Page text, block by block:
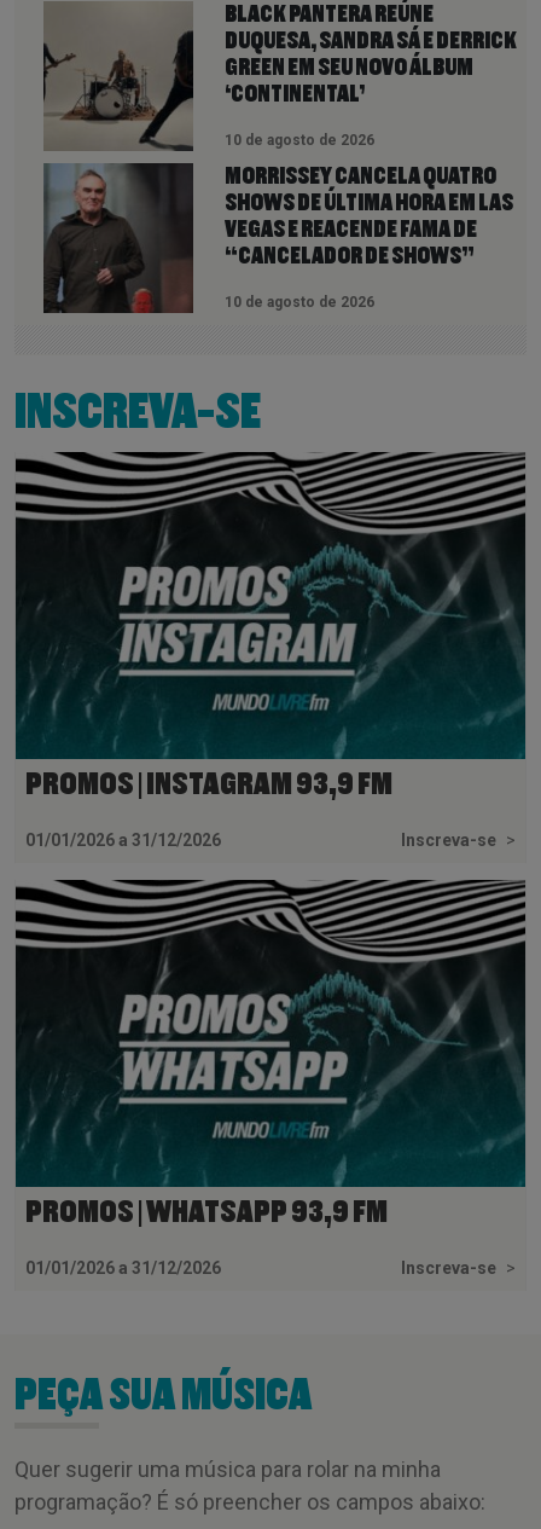
BLACK PANTERA REÚNE
DUQUESA, SANDRA SÁ E DERRICK
GREEN EM SEU NOVO ÁLBUM
‘CONTINENTAL’
10 de agosto de 2026
MORRISSEY CANCELA QUATRO
SHOWS DE ÚLTIMA HORA EM LAS
VEGAS E REACENDE FAMA DE
“CANCELADOR DE SHOWS”
10 de agosto de 2026
INSCREVA-SE
PROMOS | INSTAGRAM 93,9 FM
01/01/2026 a 31/12/2026 Inscreva-se >
PROMOS | WHATSAPP 93,9 FM
01/01/2026 a 31/12/2026 Inscreva-se >
PEÇA SUA MÚSICA
Quer sugerir uma música para rolar na minha
programação? É só preencher os campos abaixo: